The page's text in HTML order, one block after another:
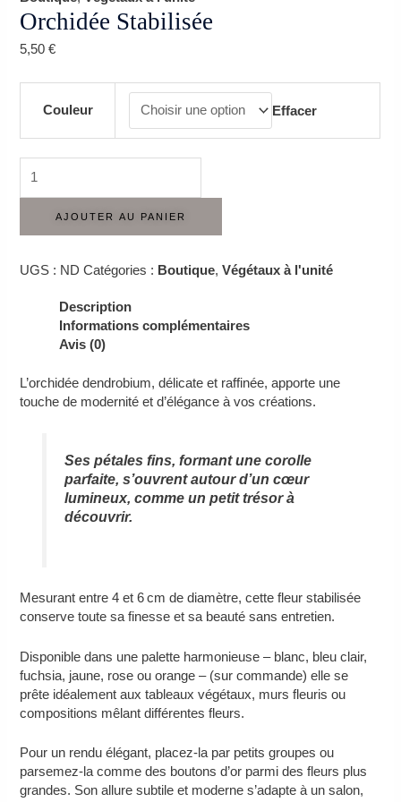
Orchidée Stabilisée
5,50€
Couleur Effacer
AJOUTER AU PANIER
UGS : ND Catégories : Boutique,Végétaux à l'unité
Description
Informations complémentaires
Avis (0)
L’orchidée dendrobium, délicate et raffinée, apporte une
touche de modernité et d’élégance à vos créations.
Ses pétales fins, formant une corolle
parfaite, s’ouvrent autour d’un cœur
lumineux, comme un petit trésor à
découvrir.
Mesurant entre 4 et 6 cm de diamètre, cette fleur stabilisée
conserve toute sa finesse et sa beauté sans entretien.
Disponible dans une palette harmonieuse – blanc, bleu clair,
fuchsia, jaune, rose ou orange – (sur commande) elle se
prête idéalement aux tableaux végétaux, murs fleuris ou
compositions mêlant différentes fleurs.
Pour un rendu élégant, placez-la par petits groupes ou
parsemez-la comme des boutons d’or parmi des fleurs plus
grandes. Son allure subtile et moderne s’adapte à un salon,